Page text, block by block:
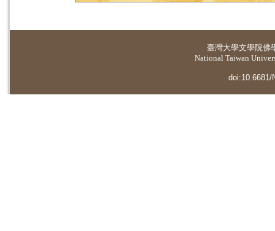
臺灣大學文學院佛
National Taiwan
doi:10.6681/